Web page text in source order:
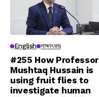
English সাক্ষাৎকার
#255 How Professor
Mushtaq Hussain is
using fruit flies to
investigate human